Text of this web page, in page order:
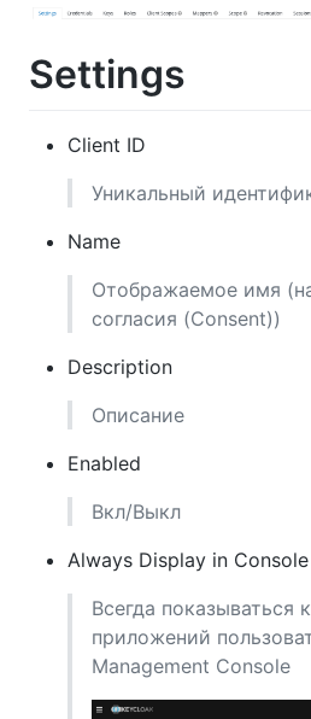
Settings
Client ID
Уникальный
Name
Отображаемое имя
согласия (Consent))
Description
Описание
Enabled
Вкл/Выкл
Always Display in Console
Всегда показываться
приложений
Management Console